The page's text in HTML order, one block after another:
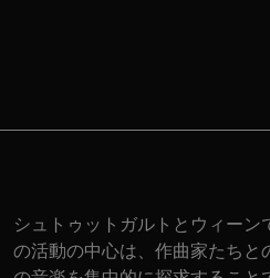
シュトゥットガルトとウィー
の活動の中心は、作曲家たちと